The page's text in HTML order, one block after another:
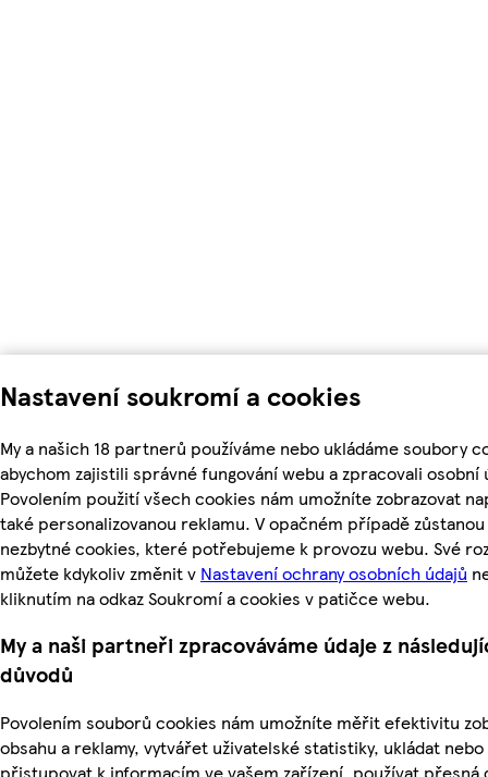
Nastavení soukromí a cookies
My a našich 18 partnerů používáme nebo ukládáme soubory
abychom zajistili správné fungování webu a zpracovali osobní
Povolením použití všech cookies nám umožníte zobrazovat
také personalizovanou reklamu. V opačném případě
nezbytné cookies, které potřebujeme k provozu webu. Své
můžete kdykoliv změnit v Nastavení ochrany osobních údajů
kliknutím na odkaz Soukromí a cookies v patičce webu.
My a naši partneři zpracováváme údaje z
důvodů
Povolením souborů cookies nám umožníte měřit efektivitu
obsahu a reklamy, vytvářet uživatelské statistiky, ukládat nebo